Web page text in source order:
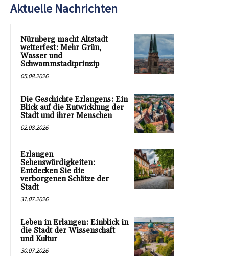
Aktuelle Nachrichten
Nürnberg macht Altstadt
wetterfest: Mehr Grün,
Wasser und
Schwammstadtprinzip
05.08.2026
Die Geschichte Erlangens: Ein
Blick auf die Entwicklung der
Stadt und ihrer Menschen
02.08.2026
Erlangen
Sehenswürdigkeiten:
Entdecken Sie die
verborgenen Schätze der
Stadt
31.07.2026
Leben in Erlangen: Einblick in
die Stadt der Wissenschaft
und Kultur
30.07.2026